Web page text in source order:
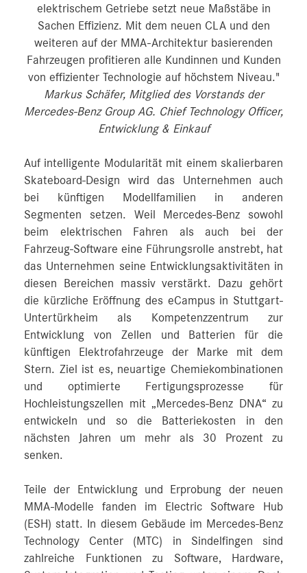
elektrischem Getriebe setzt neue Maßstäbe in
Sachen Effizienz. Mit dem neuen CLA und den
weiteren auf der MMA-Architektur basierenden
Fahrzeugen profitieren alle Kundinnen und Kunden
von effizienter Technologie auf höchstem Niveau."
Markus Schäfer, Mitglied des Vorstands der
Mercedes-Benz Group AG. Chief Technology Officer,
Entwicklung & Einkauf
Auf intelligente Modularität mit einem skalierbaren
Skateboard-Design wird das Unternehmen auch
bei künftigen Modellfamilien in anderen
Segmenten setzen. Weil Mercedes-Benz sowohl
beim elektrischen Fahren als auch bei der
Fahrzeug-Software eine Führungsrolle anstrebt, hat
das Unternehmen seine Entwicklungsaktivitäten in
diesen Bereichen massiv verstärkt. Dazu gehört
die kürzliche Eröffnung des eCampus in Stuttgart-
Untertürkheim als Kompetenzzentrum zur
Entwicklung von Zellen und Batterien für die
künftigen Elektrofahrzeuge der Marke mit dem
Stern. Ziel ist es, neuartige Chemiekombinationen
und optimierte Fertigungsprozesse für
Hochleistungszellen mit „Mercedes‑Benz DNA“ zu
entwickeln und so die Batteriekosten in den
nächsten Jahren um mehr als 30 Prozent zu
senken.
Teile der Entwicklung und Erprobung der neuen
MMA-Modelle fanden im Electric Software Hub
(ESH) statt. In diesem Gebäude im Mercedes-Benz
Technology Center (MTC) in Sindelfingen sind
zahlreiche Funktionen zu Software, Hardware,